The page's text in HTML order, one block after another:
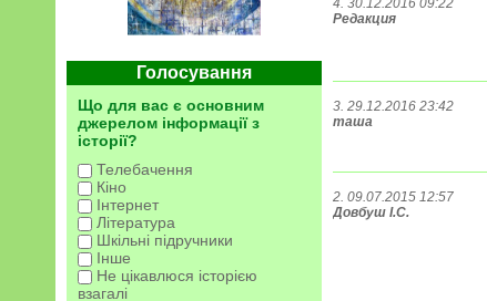
Голосування
Що для вас є основним
джерелом інформації з
історії?
Телебачення
Кіно
Інтернет
Література
Шкільні підручники
Інше
Не цікавлюся історією
взагалі
4. 30.12.2016 09:22
Редакция
3. 29.12.2016 23:42
таша
2. 09.07.2015 12:57
Довбуш І.С.